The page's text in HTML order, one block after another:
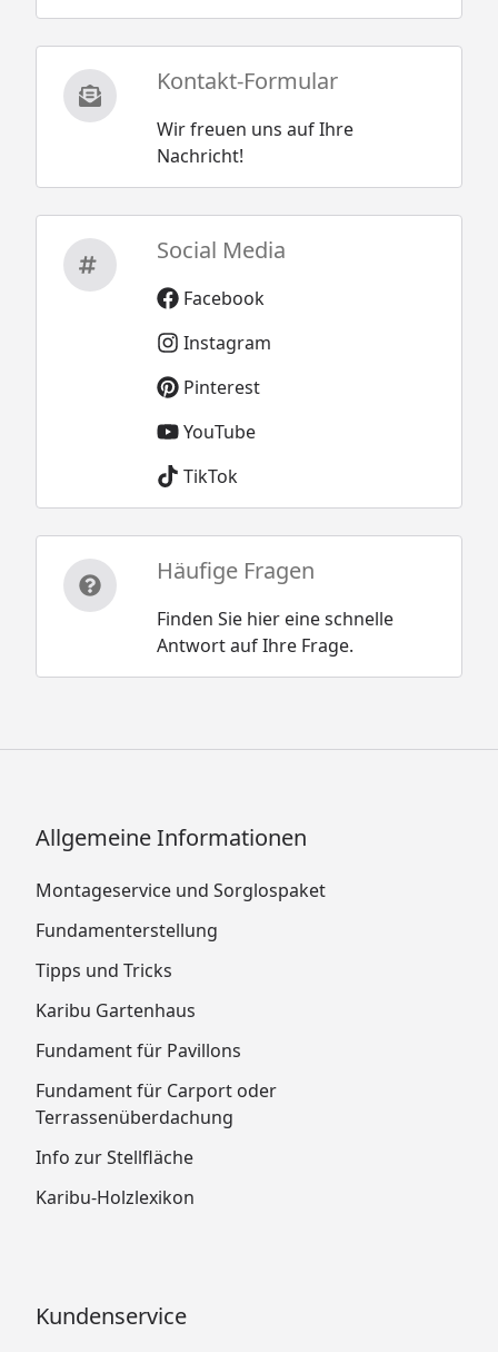
Kontakt-Formular
Wir freuen uns auf Ihre
Nachricht!
Social Media
Facebook
Instagram
Pinterest
YouTube
TikTok
Häufige Fragen
Finden Sie hier eine schnelle
Antwort auf Ihre Frage.
Allgemeine Informationen
Montageservice und Sorglospaket
Fundamenterstellung
Tipps und Tricks
Karibu Gartenhaus
Fundament für Pavillons
Fundament für Carport oder
Terrassenüberdachung
Info zur Stellfläche
Karibu-Holzlexikon
Kundenservice